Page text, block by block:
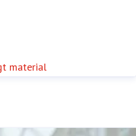
material